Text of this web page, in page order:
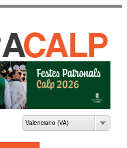
I
Valenciano (VA)